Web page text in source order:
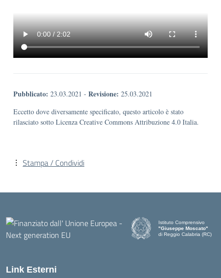
Pubblicato: 23.03.2021 - Revisione: 25.03.2021
Eccetto dove diversamente specificato, questo articolo è stato
rilasciato sotto Licenza Creative Commons Attribuzione 4.0 Italia.
Stampa / Condividi
Istituto Comprensivo
"Giuseppe Moscato"
di Reggio Calabria (RC)
Link Esterni